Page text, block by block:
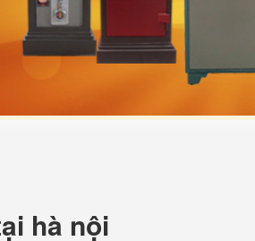
hà nội